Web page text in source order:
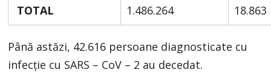
TOTAL 1.486.264 18.863
Până astăzi, 42.616 persoane diagnosticate cu
infecție cu SARS – CoV – 2 au decedat.